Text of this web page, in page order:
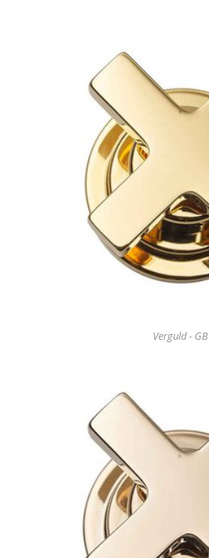
Verguld - GB